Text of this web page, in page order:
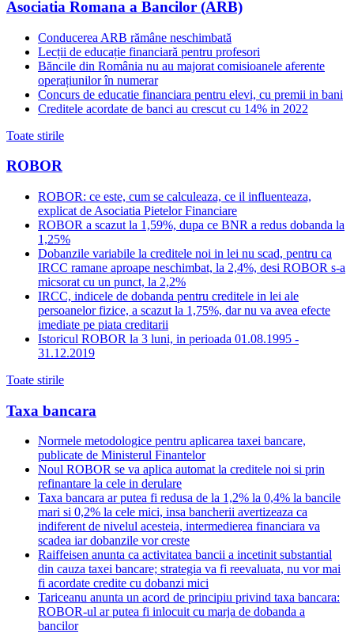
Asociatia Romana a Bancilor (ARB)
Conducerea ARB rămâne neschimbată
Lecții de educație financiară pentru profesori
Băncile din România nu au majorat comisioanele aferente
operațiunilor în numerar
Concurs de educatie financiara pentru elevi, cu premii in bani
Creditele acordate de banci au crescut cu 14% in 2022
Toate stirile
ROBOR
ROBOR: ce este, cum se calculeaza, ce il influenteaza,
explicat de Asociatia Pietelor Financiare
ROBOR a scazut la 1,59%, dupa ce BNR a redus dobanda la
1,25%
Dobanzile variabile la creditele noi in lei nu scad, pentru ca
IRCC ramane aproape neschimbat, la 2,4%, desi ROBOR s-a
micsorat cu un punct, la 2,2%
IRCC, indicele de dobanda pentru creditele in lei ale
persoanelor fizice, a scazut la 1,75%, dar nu va avea efecte
imediate pe piata creditarii
Istoricul ROBOR la 3 luni, in perioada 01.08.1995 -
31.12.2019
Toate stirile
Taxa bancara
Normele metodologice pentru aplicarea taxei bancare,
publicate de Ministerul Finantelor
Noul ROBOR se va aplica automat la creditele noi si prin
refinantare la cele in derulare
Taxa bancara ar putea fi redusa de la 1,2% la 0,4% la bancile
mari si 0,2% la cele mici, insa bancherii avertizeaza ca
indiferent de nivelul acesteia, intermedierea financiara va
scadea iar dobanzile vor creste
Raiffeisen anunta ca activitatea bancii a incetinit substantial
din cauza taxei bancare; strategia va fi reevaluata, nu vor mai
fi acordate credite cu dobanzi mici
Tariceanu anunta un acord de principiu privind taxa bancara:
ROBOR-ul ar putea fi inlocuit cu marja de dobanda a
bancilor